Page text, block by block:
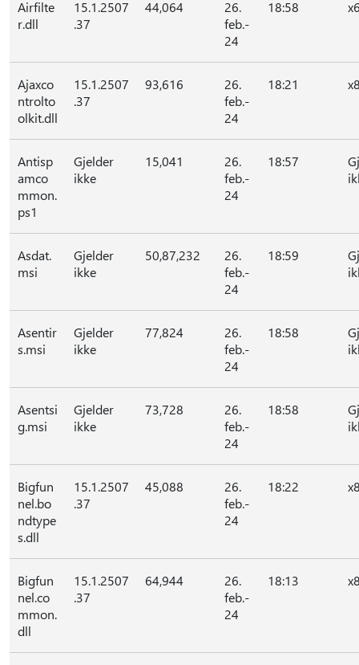
Airfilte
r.dll
15.1.2507
.37
44,064
26.
feb.-
24
18:58
Ajaxco
ntrolto
olkit.dll
15.1.2507
.37
93,616
26.
feb.-
24
18:21
Antisp
amco
mmon.
ps1
Gjelder
ikke
15,041
26.
feb.-
24
18:57
Asdat.
msi
Gjelder
ikke
50,87,232
26.
feb.-
24
18:59
Asentir
s.msi
Gjelder
ikke
77,824
26.
feb.-
24
18:58
Asentsi
g.msi
Gjelder
ikke
73,728
26.
feb.-
24
18:58
Bigfun
nel.bo
ndtype
s.dll
15.1.2507
.37
45,088
26.
feb.-
24
18:22
Bigfun
nel.co
mmon.
dll
15.1.2507
.37
64,944
26.
feb.-
24
18:13